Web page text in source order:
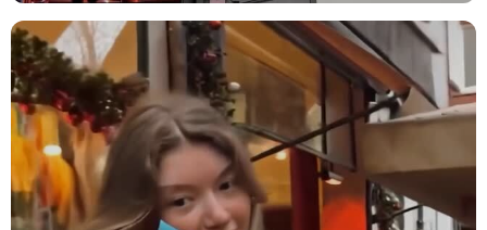
Pembe Papatya:Yumuşak pembe tonlarıyla pembe papatyalar,
kompozisyona zarif ve sıcak bir canlılık katar.
Kırmızı Gül:Tutkulu ve güçlü sevginin simgesi olan kırmızı güller,
aranjmana zarif ve etkileyici bir renk vurgusu kazandırır.
Dianthus Green Trick:Kadifemsi yeşil dokusuyla dianthus green
trick, kompozisyona taze bir denge ve doku katar.
Ruskos: Parlak ve dayanıklı yeşil yapraklarıyla ruskos, çiçekleri
çerçeveleyerek kompozisyona doğal bir bütünlük sağlar.
Mirkeladus: İnce ve tüylü yeşil dokusuyla mirkeladus, aranjmana
hafiflik ve zarif bir derinlik katar.